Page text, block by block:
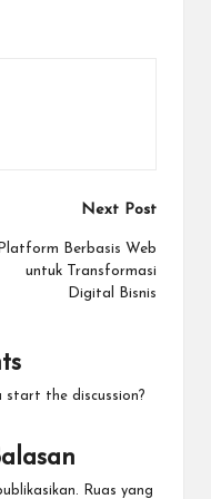
Next Post
Platform Berbasis Web
untuk Transformasi
Digital Bisnis
start the discussion?
Ruas yang